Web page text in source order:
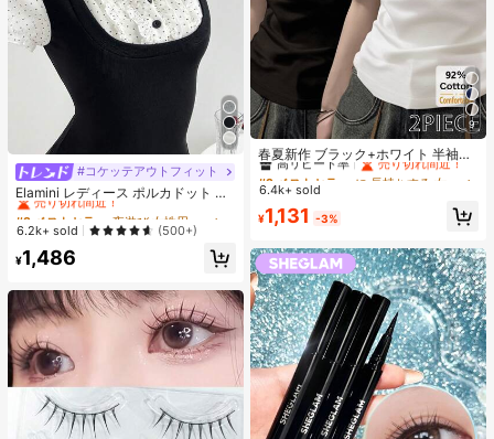
#コケッテアウトフィット
Elamini レディース ポルカドット パ
ッチワーク レーストリム 配色 ウエ
スト ショートスリーブ トップス 夏
用
#2 ベストセラー
夜遊び 女性用ブラウス
売り切れ間近！
#2 ベストセラー
売り切れ間近！
#2 ベストセラー
売り切れ間近！
#2 ベストセラー
売り切れ間近！
6.2k+ sold (500+)
¥1,486
9
春夏新作 ブラック+ホワイト 半袖T
シャツ 2枚セット、レディース 無地
スリムフィット カジュアルアンダー
#2 ベストセラー
に 長持ちする 女性用トップス、ブラウス、Tシャツ
高リピート率
売り切れ間近！
#2 ベストセラー
に 長持ちする 女性用トップス、ブラウス、Tシャツ
高リピート率
#2 ベストセラー
に 長持ちする 女性用トップス、ブラウス、Tシャツ
高リピート率
#2 ベストセラー
に 長持ちする 女性用トップス、ブラウス、Tシャツ
高リピート率
売り切れ間近！
6.4k+ sold
¥1,131 -3%